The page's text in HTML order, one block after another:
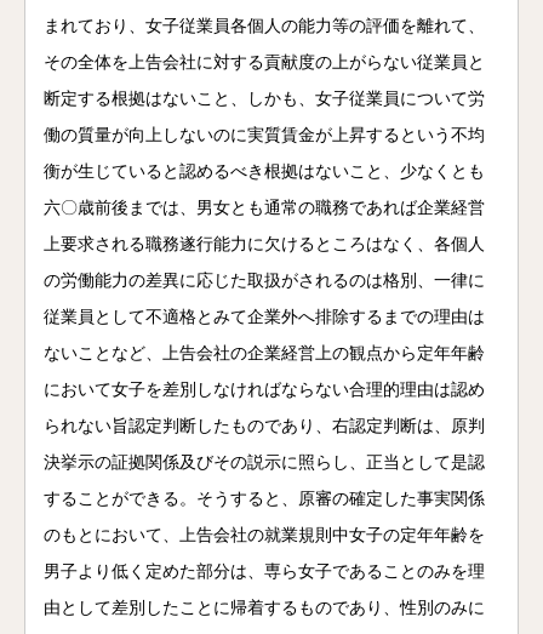
まれており、女子従業員各個人の能力等の評価を離れて、
その全体を上告会社に対する貢献度の上がらない従業員と
断定する根拠はないこと、しかも、女子従業員について労
働の質量が向上しないのに実質賃金が上昇するという不均
衡が生じていると認めるべき根拠はないこと、少なくとも
六〇歳前後までは、男女とも通常の職務であれば企業経営
上要求される職務遂行能力に欠けるところはなく、各個人
の労働能力の差異に応じた取扱がされるのは格別、一律に
従業員として不適格とみて企業外へ排除するまでの理由は
ないことなど、上告会社の企業経営上の観点から定年年齢
において女子を差別しなければならない合理的理由は認め
られない旨認定判断したものであり、右認定判断は、原判
決挙示の証拠関係及びその説示に照らし、正当として是認
することができる。そうすると、原審の確定した事実関係
のもとにおいて、上告会社の就業規則中女子の定年年齢を
男子より低く定めた部分は、専ら女子であることのみを理
由として差別したことに帰着するものであり、性別のみに